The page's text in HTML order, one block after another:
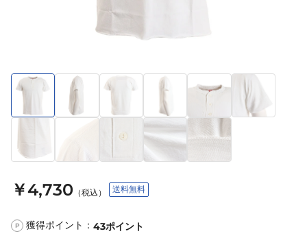
￥4,730 （税込） 送料無料
P 獲得ポイント： 43ポイント